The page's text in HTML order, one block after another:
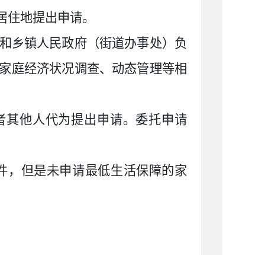
地提出申请。
乡镇人民政府（街道办事处）负
庭经济状况调查、动态管理等相
他人代为提出申请。委托申请
，但是未申请最低生活保障的家